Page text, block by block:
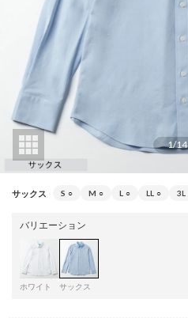
1/14
サックス S ○ M ○ L ○ LL ○ 3L
バリエーション
ホワイト サックス